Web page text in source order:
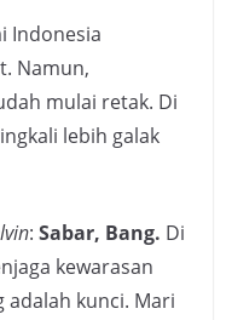
Indonesia
Namun,
mulai retak. Di
lebih galak
: Sabar, Bang. Di
kewarasan
kunci. Mari